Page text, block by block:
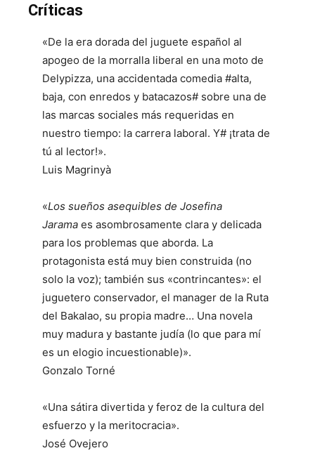
Críticas
«De la era dorada del juguete español al
apogeo de la morralla liberal en una moto de
Delypizza, una accidentada comedia #alta,
baja, con enredos y batacazos# sobre una de
las marcas sociales más requeridas en
nuestro tiempo: la carrera laboral. Y# ¡trata de
tú al lector!».
Luis Magrinyà
«Los sueños asequibles de Josefina
Jarama es asombrosamente clara y delicada
para los problemas que aborda. La
protagonista está muy bien construida (no
solo la voz); también sus «contrincantes»: el
juguetero conservador, el manager de la Ruta
del Bakalao, su propia madre… Una novela
muy madura y bastante judía (lo que para mí
es un elogio incuestionable)».
Gonzalo Torné
«Una sátira divertida y feroz de la cultura del
esfuerzo y la meritocracia».
José Ovejero